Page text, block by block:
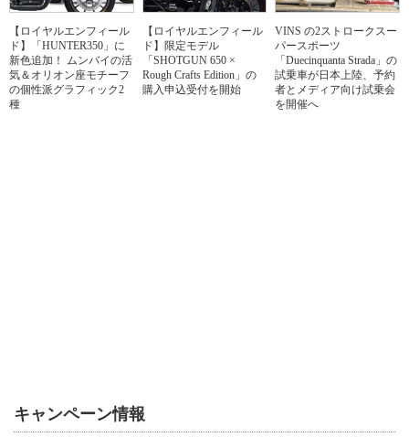
【ロイヤルエンフィール
ド】「HUNTER350」に
新色追加！ ムンバイの活
気＆オリオン座モチーフ
の個性派グラフィック2
種
【ロイヤルエンフィール
ド】限定モデル
「SHOTGUN 650 ×
Rough Crafts Edition」の
購入申込受付を開始
VINS の2ストロークスー
パースポーツ
「Duecinquanta Strada」の
試乗車が日本上陸、予約
者とメディア向け試乗会
を開催へ
キャンペーン情報